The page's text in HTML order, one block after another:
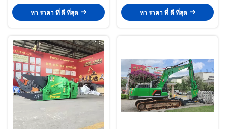
หา ราคา ที่ ดี ที่สุด
หา ราคา ที่ ดี ที่สุด